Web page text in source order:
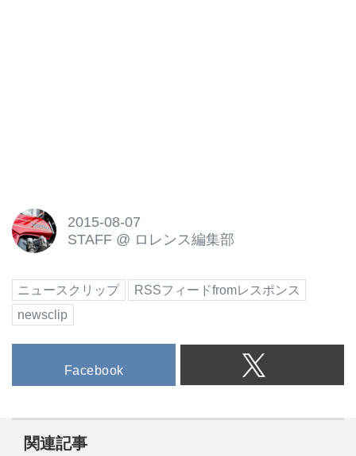
2015-08-07
STAFF @ ロレンス編集部
ニュースクリップ
RSSフィードfromレスポンス
newsclip
Facebook
関連記事